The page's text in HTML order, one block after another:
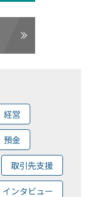
経営
預金
取引先支援
インタビュー